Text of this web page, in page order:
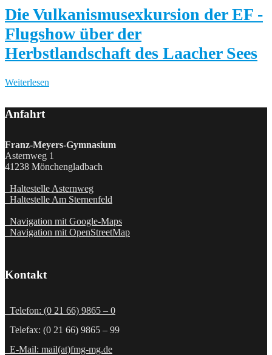
Die Vulkanismusexkursion der EF -
Flugshow über der
Herbstlandschaft des Laacher Sees
Weiterlesen
Anfahrt
Franz-Meyers-Gymnasium
Asternweg 1
41238 Mönchengladbach
Haltestelle Asternweg
Haltestelle Am Sternenfeld
Navigation mit Google-Maps
Navigation mit OpenStreetMap
Kontakt
Telefon: (0 21 66) 9865 – 0
Telefax: (0 21 66) 9865 – 99
E-Mail: mail(at)fmg-mg.de